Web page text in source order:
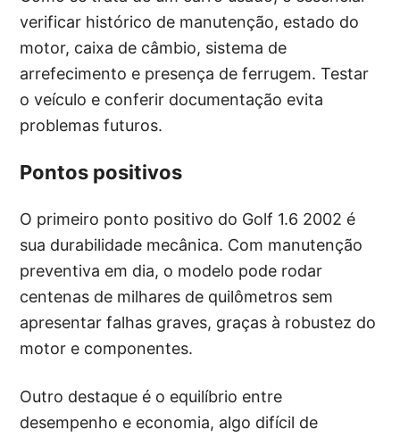
verificar histórico de manutenção, estado do
motor, caixa de câmbio, sistema de
arrefecimento e presença de ferrugem. Testar
o veículo e conferir documentação evita
problemas futuros.
Pontos positivos
O primeiro ponto positivo do Golf 1.6 2002 é
sua durabilidade mecânica. Com manutenção
preventiva em dia, o modelo pode rodar
centenas de milhares de quilômetros sem
apresentar falhas graves, graças à robustez do
motor e componentes.
Outro destaque é o equilíbrio entre
desempenho e economia, algo difícil de